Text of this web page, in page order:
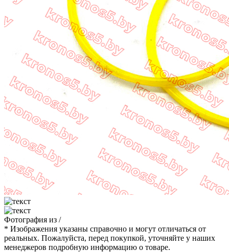
Фотография из /
* Изображения указаны справочно и могут отличаться от
реальных. Пожалуйста, перед покупкой, уточняйте у наших
менеджеров подробную информацию о товаре.